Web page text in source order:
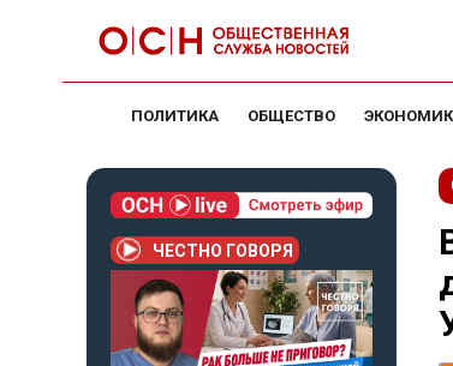
ПОЛИТИКА ОБЩЕСТВО
ЧЕСТНО ГОВОРЯ